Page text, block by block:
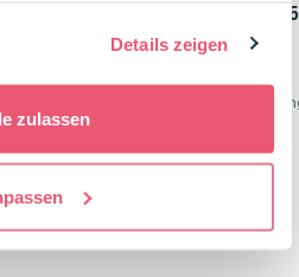
Details zeigen
zulassen
Karteikarten-Ringe
Roségold
2,50€